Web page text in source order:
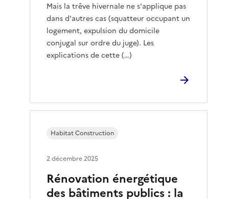
Mais la trêve hivernale ne s'applique pas
dans d'autres cas (squatteur occupant un
logement, expulsion du domicile
conjugal sur ordre du juge). Les
explications de cette (…)
Rénovation énergétique
des bâtiments publics : la
Habitat Construction
2 décembre 2025